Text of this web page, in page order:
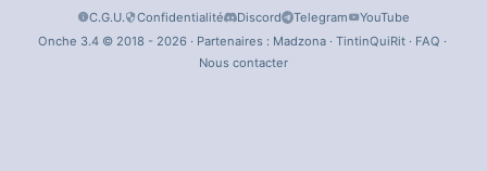
C.G.U. Confidentialité Discord Telegram
YouTube
Onche 3.4 © 2018 - 2026 · Partenaires : Madzona· TintinQuiRit· FAQ ·
Nous contacter